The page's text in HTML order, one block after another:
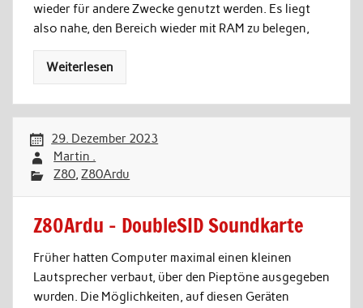
wieder für andere Zwecke genutzt werden. Es liegt
also nahe, den Bereich wieder mit RAM zu belegen,
Weiterlesen
29. Dezember 2023
Martin .
Z80,Z80Ardu
Z80Ardu – DoubleSID Soundkarte
Früher hatten Computer maximal einen kleinen
Lautsprecher verbaut, über den Pieptöne ausgegeben
wurden. Die Möglichkeiten, auf diesen Geräten